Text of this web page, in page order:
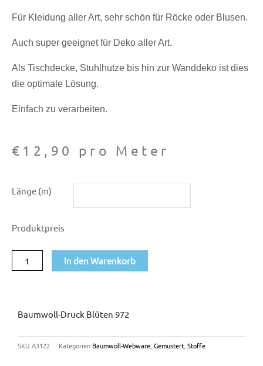
Für Kleidung aller Art, sehr schön für Röcke oder Blusen.
Auch super geeignet für Deko aller Art.
Als Tischdecke, Stuhlhutze bis hin zur Wanddeko ist dies
die optimale Lösung.
Einfach zu verarbeiten.
€ 12,90 pro Meter
Länge (m)
Produktpreis
Druck
972
Menge
In den Warenkorb
Baumwoll-Druck Blüten 972
SKU A3122 Kategorien Baumwoll-Webware Gemustert Stoffe